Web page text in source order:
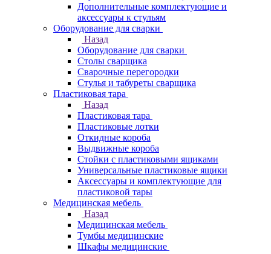
Дополнительные комплектующие и
аксессуары к стульям
Оборудование для сварки
Назад
Оборудование для сварки
Столы сварщика
Сварочные перегородки
Стулья и табуреты сварщика
Пластиковая тара
Назад
Пластиковая тара
Пластиковые лотки
Откидные короба
Выдвижные короба
Стойки с пластиковыми ящиками
Универсальные пластиковые ящики
Аксессуары и комплектующие для
пластиковой тары
Медицинская мебель
Назад
Медицинская мебель
Тумбы медицинские
Шкафы медицинские